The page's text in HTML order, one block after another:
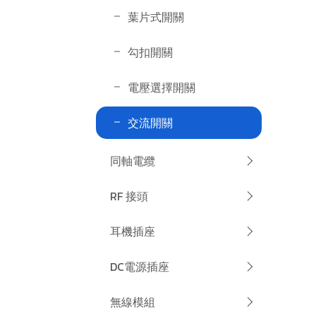
葉片式開關
勾扣開關
電壓選擇開關
交流開關
同軸電纜
RF 接頭
耳機插座
DC電源插座
無線模組